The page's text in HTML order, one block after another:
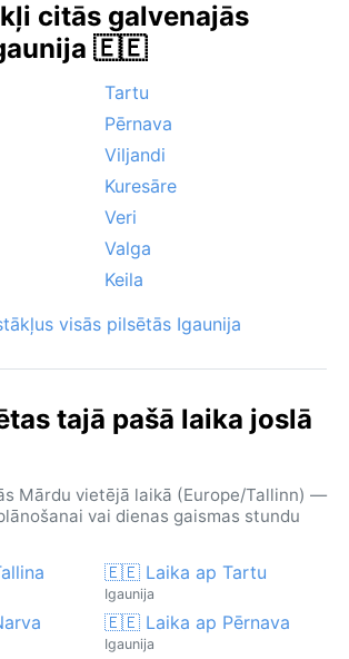
parādības ir biežas miglas
īpaši raksturīgas rudenī un pavasarī,
sniegputeņus. Viesuļvētras te nav
putenis un īslaicīgi apledojumi ik pa
Maardu ir vieta mieram un dabai,
ritmu.
citās galvenajās
🇪🇪
Tartu
Pērnava
Viljandi
Kuresāre
Veri
Valga
Keila
visās pilsētās Igaunija
tajā pašā laika joslā
Mārdu vietējā laikā (Europe/Tallinn) —
vai dienas gaismas stundu
🇪🇪 Laika ap Tartu
Igaunija
🇪🇪 Laika ap Pērnava
Igaunija